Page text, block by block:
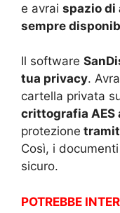
e avrai spazio di
sempre
Il software
tua privacy.
cartella privata
crittografia AES
protezione
Così, i
sicuro.
POTREBBE